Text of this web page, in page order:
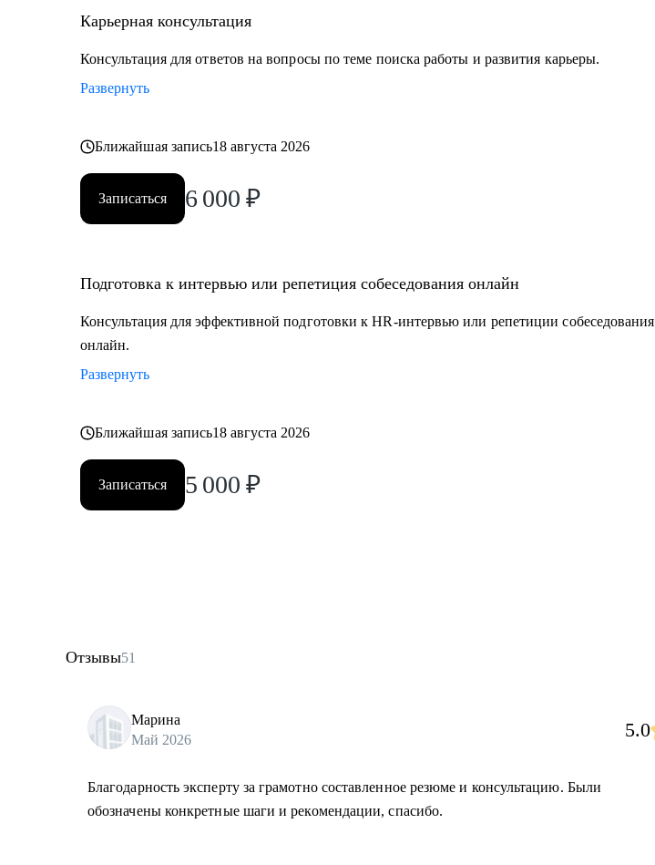
• Страхование
• Продажи / Услуги
Карьерная консультация
Консультация для ответов на вопросы по теме поиска работы и развития карьеры.
Развернуть
Ближайшая запись18 августа 2026
Записаться 6 000 ₽
Подготовка к интервью или репетиция собеседования онлайн
Консультация для эффективной подготовки к HR-интервью или репетиции собеседования
онлайн.
Развернуть
Ближайшая запись18 августа 2026
Записаться 5 000 ₽
Отзывы51
Марина
Май 2026
5.0
Благодарность эксперту за грамотно составленное резюме и консультацию. Были
обозначены конкретные шаги и рекомендации, спасибо.